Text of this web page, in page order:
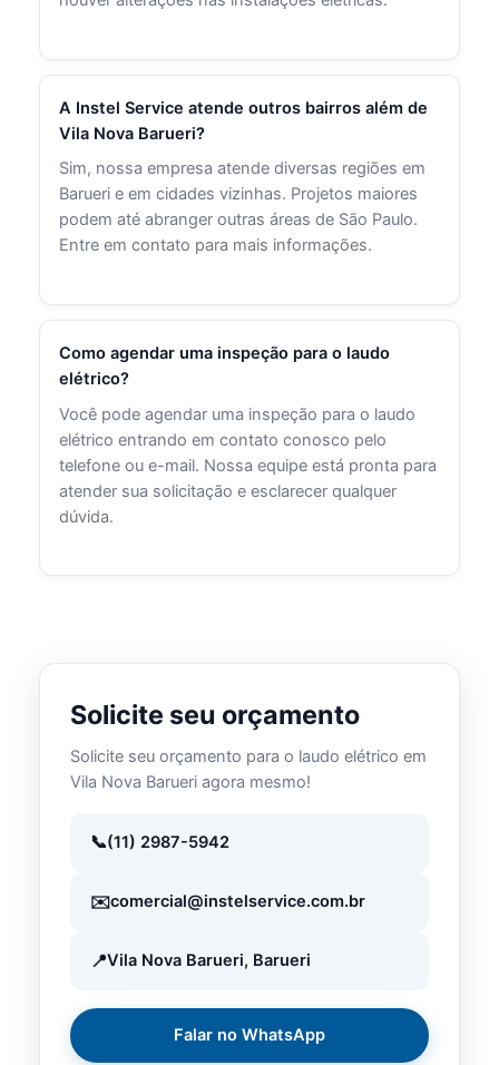
A Instel Service atende outros bairros além de
Vila Nova Barueri?
Sim, nossa empresa atende diversas regiões em
Barueri e em cidades vizinhas. Projetos maiores
podem até abranger outras áreas de São Paulo.
Entre em contato para mais informações.
Como agendar uma inspeção para o laudo
elétrico?
Você pode agendar uma inspeção para o laudo
elétrico entrando em contato conosco pelo
telefone ou e-mail. Nossa equipe está pronta para
atender sua solicitação e esclarecer qualquer
dúvida.
Solicite seu orçamento
Solicite seu orçamento para o laudo elétrico em
Vila Nova Barueri agora mesmo!
(11) 2987-5942
comercial@instelservice.com.br
Vila Nova Barueri, Barueri
Falar no WhatsApp